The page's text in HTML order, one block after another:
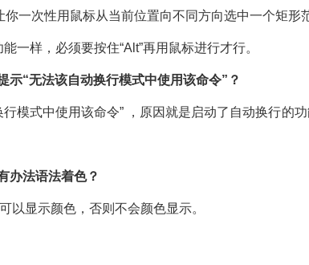
次性用鼠标从当前位置向不同方向选中一个矩形范
样，必须要按住“Alt”再用鼠标进行才行。
“无法该自动换行模式中使用该命令”？
式中使用该命令” ，原因就是启动了自动换行的
法语法着色？
显示颜色，否则不会颜色显示。